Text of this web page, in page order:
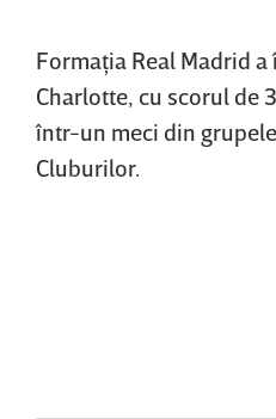
Formaţia Real Madrid
Charlotte, cu scorul de
într-un meci din
Cluburilor.